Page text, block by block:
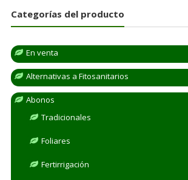
Categorías del producto
En venta
Alternativas a Fitosanitarios
Abonos
Tradicionales
Foliares
Fertirrigación